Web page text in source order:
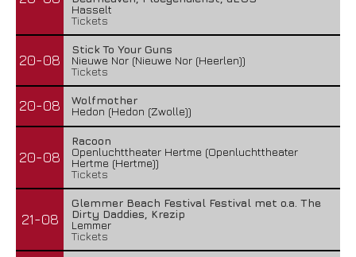
Hasselt
Tickets
20-08
Stick To Your Guns
Nieuwe Nor (Nieuwe Nor (Heerlen))
Tickets
20-08
Wolfmother
Hedon (Hedon (Zwolle))
20-08
Racoon
Openluchttheater Hertme (Openluchttheater
Hertme (Hertme))
Tickets
21-08
Glemmer Beach Festival Festival met o.a. The
Dirty Daddies, Krezip
Lemmer
Tickets